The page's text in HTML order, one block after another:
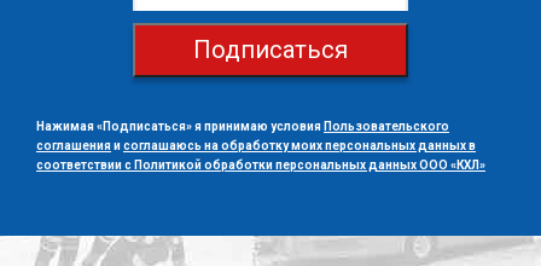
Подписаться
Нажимая «Подписаться» я принимаю условия Пользовательского
соглашенияисоглашаюсь на обработку моих персональных данных в
соответствии с Политикой обработки персональных данных ООО «КХЛ»